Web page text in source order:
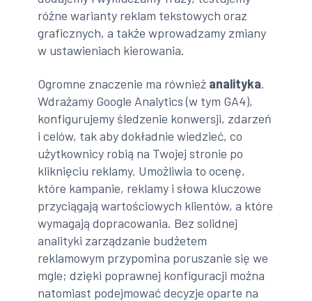
różne warianty reklam tekstowych oraz
graficznych, a także wprowadzamy zmiany
w ustawieniach kierowania.
Ogromne znaczenie ma również analityka.
Wdrażamy Google Analytics (w tym GA4),
konfigurujemy śledzenie konwersji, zdarzeń
i celów, tak aby dokładnie wiedzieć, co
użytkownicy robią na Twojej stronie po
kliknięciu reklamy. Umożliwia to ocenę,
które kampanie, reklamy i słowa kluczowe
przyciągają wartościowych klientów, a które
wymagają dopracowania. Bez solidnej
analityki zarządzanie budżetem
reklamowym przypomina poruszanie się we
mgle; dzięki poprawnej konfiguracji można
natomiast podejmować decyzje oparte na